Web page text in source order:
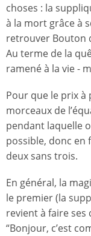
choses : la
à la mort grâce à
retrouver Bouton
Au terme de la
ramené à la vie -
Pour que le prix à
morceaux de
pendant laquelle
possible, donc en
deux sans trois.
En général, la
le premier (la
revient à faire ses
“Bonjour, c’est